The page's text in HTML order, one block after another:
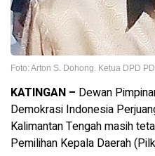
Foto: Arton S. Dohong. Ketua DPD
KATINGAN – Dewan
Demokrasi Indonesia
Kalimantan Tengah masih
Pemilihan Kepala Daerah